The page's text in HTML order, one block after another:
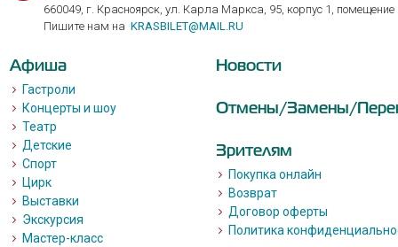
660049, г. Красноярск, ул. Карла Маркса, 95, корпус 1, помещение
Пишите нам на KRASBILET@MAIL.RU
Афиша
Гастроли
Концерты и шоу
Театр
Детские
Спорт
Цирк
Выставки
Экскурсия
Мастер-класс
Новости
Отмены/Замены/
Зрителям
Покупка онлайн
Возврат
Договор оферты
Политика